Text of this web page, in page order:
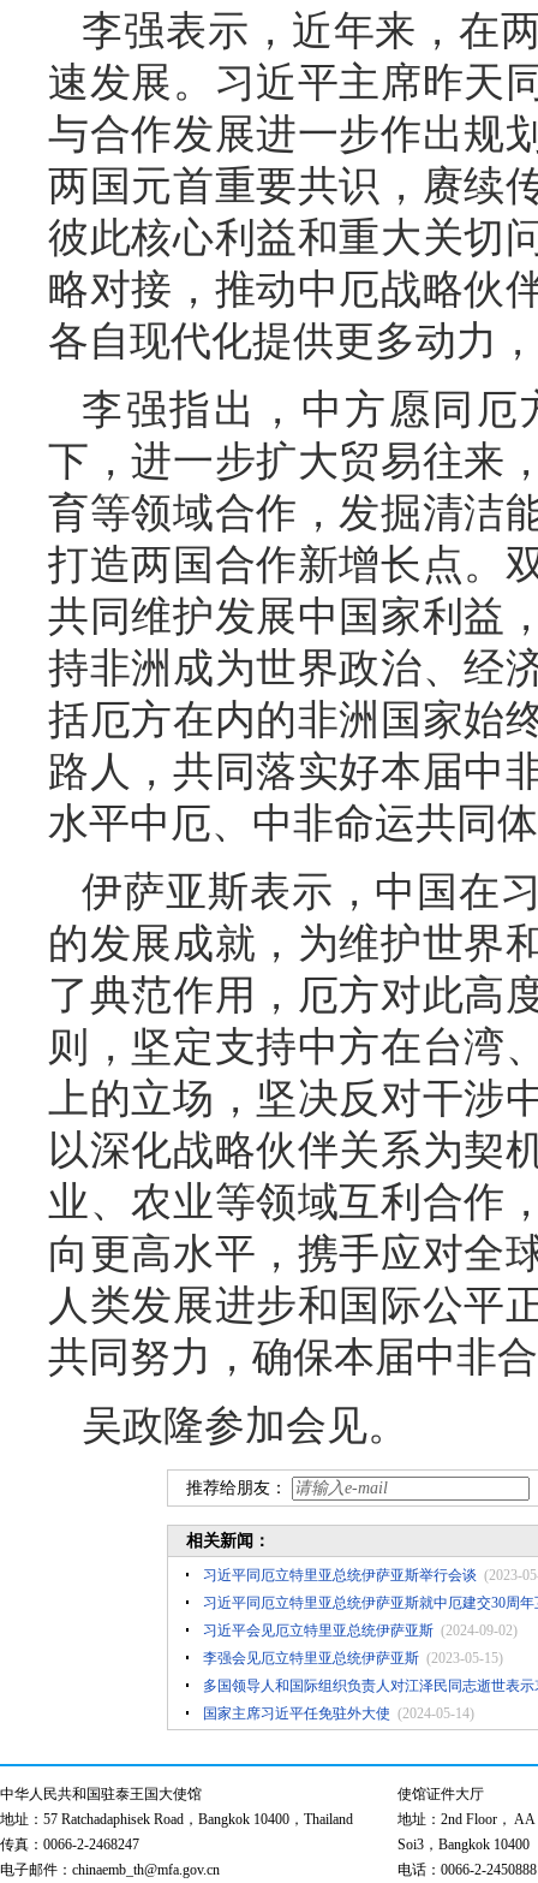
李强表示，近年来，在
速发展。习近平主席昨天
与合作发展进一步作出规
两国元首重要共识，赓续
彼此核心利益和重大关切
略对接，推动中厄战略伙
各自现代化提供更多动力
李强指出，中方愿同厄
下，进一步扩大贸易往来
育等领域合作，发掘清洁
打造两国合作新增长点。
共同维护发展中国家利益
持非洲成为世界政治、经
括厄方在内的非洲国家始
路人，共同落实好本届中
水平中厄、中非命运共同
伊萨亚斯表示，中国在
的发展成就，为维护世界
了典范作用，厄方对此高
则，坚定支持中方在台湾
上的立场，坚决反对干涉
以深化战略伙伴关系为契
业、农业等领域互利合作
向更高水平，携手应对全
人类发展进步和国际公平
共同努力，确保本届中非
吴政隆参加会见。
推荐给朋友：
相关新闻：
习近平同厄立特里亚总统伊萨亚斯举行会谈 (2023-
习近平同厄立特里亚总统伊萨亚斯就中厄建交30周
习近平会见厄立特里亚总统伊萨亚斯 (2024-09-02)
李强会见厄立特里亚总统伊萨亚斯 (2023-05-15)
多国领导人和国际组织负责人对江泽民同志逝世表示
国家主席习近平任免驻外大使 (2024-05-14)
中华人民共和国驻泰王国大使馆
地址：57 Ratchadaphisek Road，Bangkok 10400，Thailand
传真：0066-2-2468247
电子邮件：chinaemb_th@mfa.gov.cn
使馆证件大厅
地址：2nd Floor， AA
Soi3，Bangkok 10400
电话：0066-2-